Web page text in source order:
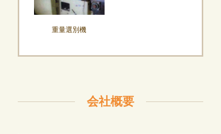
重量選別機
会社概要